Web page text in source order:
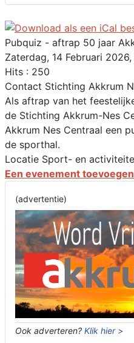
Pubquiz - aftrap 50 jaar
Zaterdag, 14 Februari
Hits : 250
Contact Stichting Akkrum
Als aftrap van het
de Stichting Akkrum-Nes
Akkrum Nes Centraal een
de sporthal.
Locatie Sport- en
Een evenement toevoegen
(advertentie)
Ook adverteren? Klik hier >